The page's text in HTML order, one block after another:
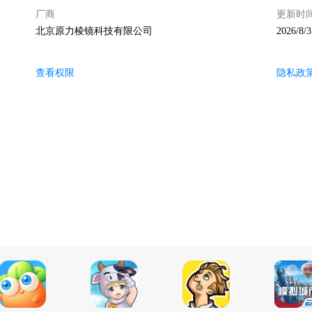
厂商
北京原力棱镜科技有限公司
更新时
2026/8/
查看权限 隐私政